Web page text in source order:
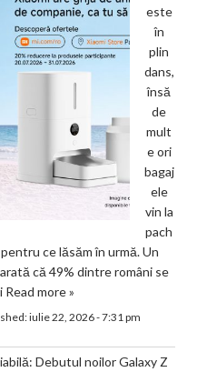
este
în
plin
dans,
însă
de
mult
e ori
bagaj
ele
vin la
pach
ce lăsăm în urmă. Un
că 49% dintre români se
Read more »
iulie 22, 2026 - 7:31 pm
Debutul noilor Galaxy Z